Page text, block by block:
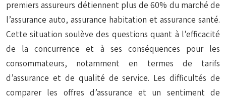
premiers assureurs détiennent plus de 60% du marché de
l’assurance auto, assurance habitation et assurance santé.
Cette situation soulève des questions quant à l’efficacité
de la concurrence et à ses conséquences pour les
consommateurs, notamment en termes de tarifs
d’assurance et de qualité de service. Les difficultés de
comparer les offres d’assurance et un sentiment de